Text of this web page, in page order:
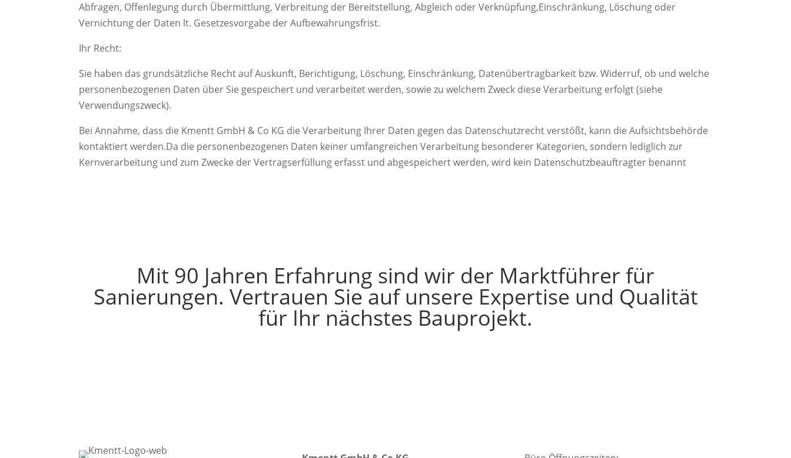
Abfragen, Offenlegung durch Übermittlung, Verbreitung der Bereitstellung, Abgleich oder Verknüpfung,Einschränkung, Löschung oder
Vernichtung der Daten lt. Gesetzesvorgabe der Aufbewahrungsfrist.
Ihr Recht:
Sie haben das grundsätzliche Recht auf Auskunft, Berichtigung, Löschung, Einschränkung, Datenübertragbarkeit bzw. Widerruf, ob und welche
personenbezogenen Daten über Sie gespeichert und verarbeitet werden, sowie zu welchem Zweck diese Verarbeitung erfolgt (siehe
Verwendungszweck).
Bei Annahme, dass die Kmentt GmbH & Co KG die Verarbeitung Ihrer Daten gegen das Datenschutzrechtverstößt, kann die Aufsichtsbehörde
kontaktiert werden.Da die personenbezogenen Daten keiner umfangreichen Verarbeitung besonderer Kategorien, sondern lediglich zur
Kernverarbeitung und zum Zwecke der Vertragserfüllung erfasst und abgespeichert werden, wird kein Datenschutzbeauftragter benannt
Mit 90 Jahren Erfahrung sind wir der Marktführer für
Sanierungen. Vertrauen Sie auf unsere Expertise und Qualität
für Ihr nächstes Bauprojekt.